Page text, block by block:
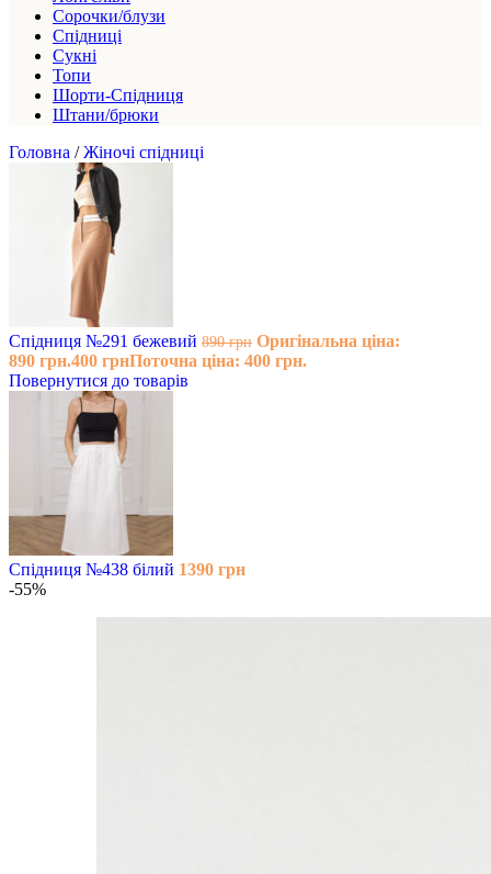
Сорочки/блузи
Спідниці
Сукні
Топи
Шорти-Спідниця
Штани/брюки
Головна / Жіночі спідниці
Спідниця №291 бежевий 890грн Оригінальна ціна:
890 грн.400 грнПоточна ціна: 400 грн.
Повернутися до товарів
Спідниця №438 білий 1390 грн
-55%